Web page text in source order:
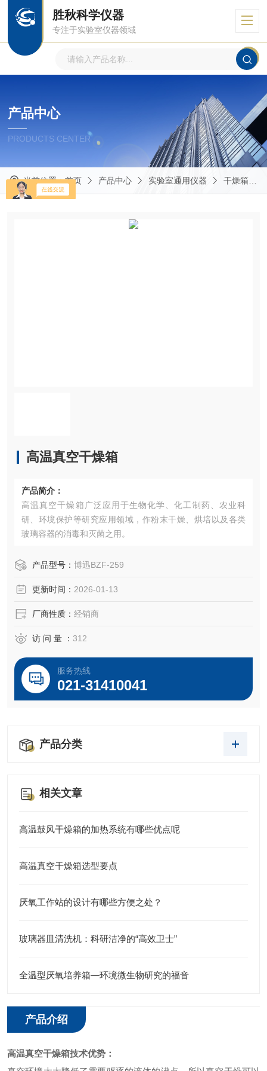
胜秋科学仪器
专注于实验室仪器领域
产品中心
PRODUCTS CENTER
当前位置：首页 产品中心 实验室通用仪器 干燥箱
高温真空干燥箱
产品简介：
高温真空干燥箱广泛应用于生物化学、化工制药、农业科
研、环境保护等研究应用领域，作粉末干燥、烘培以及各类
玻璃容器的消毒和灭菌之用。
产品型号： 博迅BZF-259
更新时间： 2026-01-13
厂商性质： 经销商
访 问 量 ： 312
服务热线
021-31410041
产品分类
相关文章
高温鼓风干燥箱的加热系统有哪些优点呢
高温真空干燥箱选型要点
厌氧工作站的设计有哪些方便之处？
玻璃器皿清洗机：科研洁净的“高效卫士”
全温型厌氧培养箱—环境微生物研究的福音
产品介绍
高温真空干燥箱技术优势：